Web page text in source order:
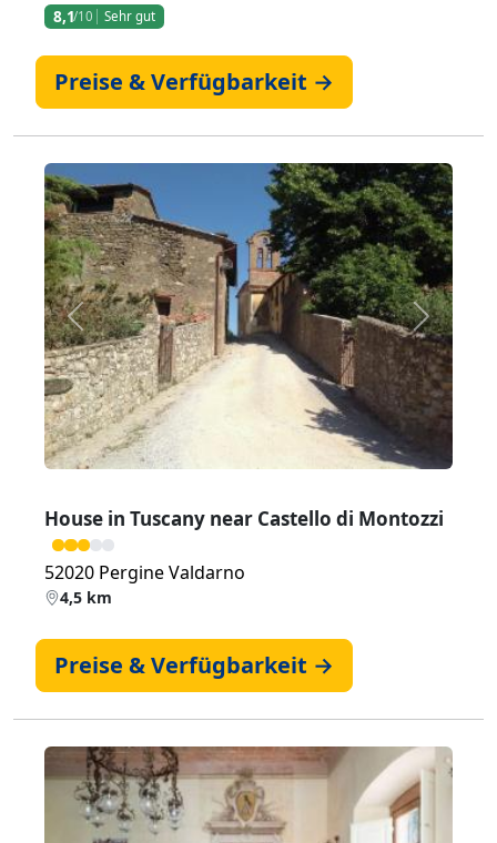
8,1/10 Sehr gut
Preise & Verfügbarkeit →
Zurück Weiter
House in Tuscany near Castello di Montozzi
52020 Pergine Valdarno
4,5 km
Preise & Verfügbarkeit →